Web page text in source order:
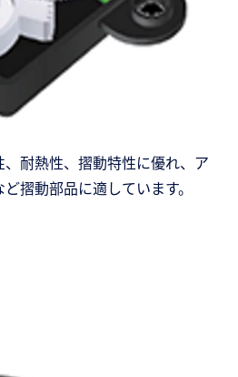
耐熱性、摺動特性に優れ、ア
摺動部品に適しています。